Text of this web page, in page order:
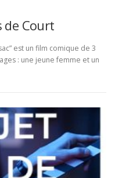
de Court
est un film comique de 3
: une jeune femme et un